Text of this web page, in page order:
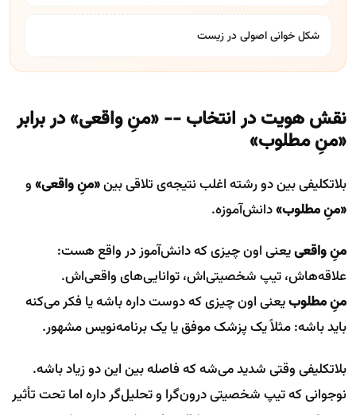
شکل خوانی اصولی در زیست
نقش هویت در انتخاب -- «منِ واقعی» در برابر
«منِ مطلوب»
بلاتکلیفی بین دو رشته اغلب نتیجه‌ی تلاقی بین«منِ واقعی»و
«منِ مطلوب»دانش‌آموزه.
منِ واقعییعنی اون چیزی که دانش‌آموز در واقع هست:
علاقه‌هاش، تیپ شخصیتی‌اش، توانایی‌های واقعی‌اش.
منِ مطلوبیعنی اون چیزی که دوست داره باشه یا فکر می‌کنه
باید باشه: مثلاً یک پزشک موفق یا یک برنامه‌نویس مشهور.
بلاتکلیفی وقتی شدید می‌شه که فاصله بین این دو زیاد باشه.
نوجوانی که تیپ شخصیتی درون‌گرا و تحلیل‌گر داره اما تحت تأثیر